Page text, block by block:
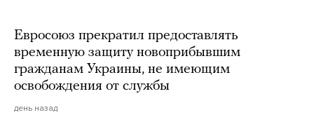
Евросоюз прекратил предоставлять
временную защиту новоприбывшим
гражданам Украины, не имеющим
освобождения от службы
день назад